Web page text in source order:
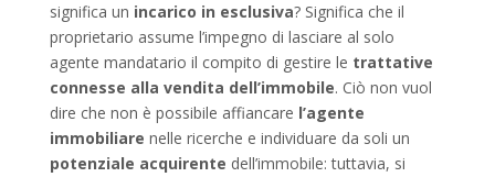
significa un incarico in esclusiva? Significa che il
proprietario assume l’impegno di lasciare al solo
agente mandatario il compito di gestire le trattative
connesse alla vendita dell’immobile. Ciò non vuol
dire che non è possibile affiancare l’agente
immobiliare nelle ricerche e individuare da soli un
potenziale acquirente dell’immobile: tuttavia, si